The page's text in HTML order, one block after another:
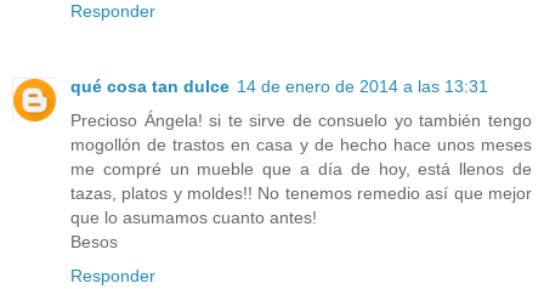
Responder
qué cosa tan dulce 14 de enero de 2014 a las 13:31
Precioso Ángela! si te sirve de consuelo yo también tengo
mogollón de trastos en casa y de hecho hace unos meses
me compré un mueble que a día de hoy, está llenos de
tazas, platos y moldes!! No tenemos remedio así que mejor
que lo asumamos cuanto antes!
Besos
Responder